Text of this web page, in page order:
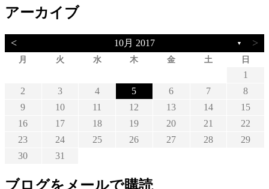
アーカイブ
< 10月 2017 ▼ >
月 火 水 木 金 土 日
1
2
3 4 5 6 7
8
9
10 11 12 13 14
15
16
17 18 19 20 21
22
23
24 25 26 27 28
29
30
31
ブログをメールで購読